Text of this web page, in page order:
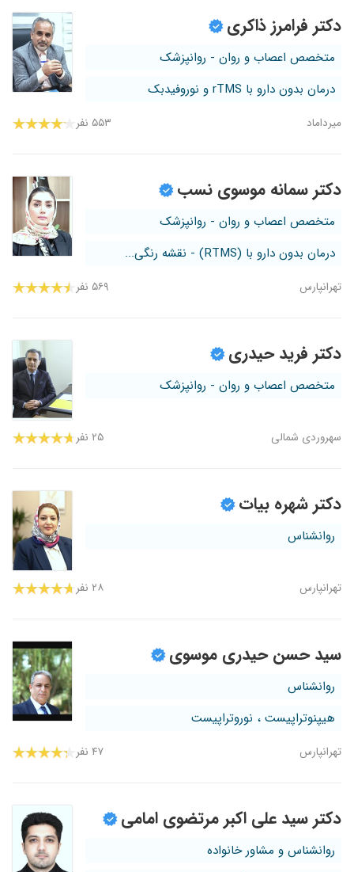
دکتر فرامرز ذاکری
متخصص اعصاب و روان - روانپزشک
درمان بدون دارو با rTMS و نوروفیدبک
میرداماد ۵۵۳ نفر
دکتر سمانه موسوی نسب
متخصص اعصاب و روان - روانپزشک
درمان بدون دارو با (RTMS) - نقشه رنگی...
تهرانپارس ۵۶۹ نفر
دکتر فرید حیدری
متخصص اعصاب و روان - روانپزشک
سهروردی شمالی ۲۵ نفر
دکتر شهره بیات
روانشناس
تهرانپارس ۲۸ نفر
سید حسن حیدری موسوی
روانشناس
هیپنوتراپیست ، نوروتراپیست
تهرانپارس ۴۷ نفر
دکتر سید علی اکبر مرتضوی امامی
روانشناس و مشاور خانواده